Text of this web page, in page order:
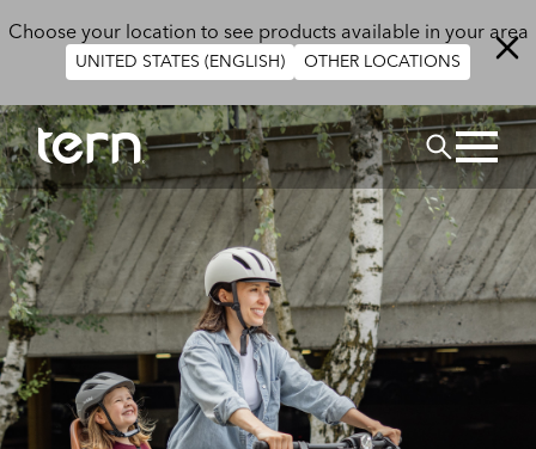
Choose your location to see products available in your area
UNITED STATES (ENGLISH) OTHER LOCATIONS
Search